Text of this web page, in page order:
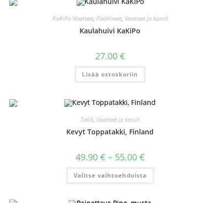
valinnat
tuotteen
KaKiPo Vaatteet, Päähineet, Vaatteet ja kassit
Kaulahuivi KaKiPo
27.00 €
Lisää ostoskoriin
Takit, Vaatteet ja kassit
Kevyt Toppatakki, Finland
49.90 € – 55.00 €Hintaluokka:
49.90 €
-
55.00 €
Valitse vaihtoehdoista
Tällä
on